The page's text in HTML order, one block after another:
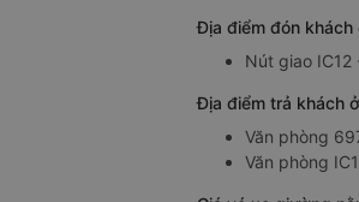
Địa điểm đón khách
Nút giao IC12
Địa điểm trả khách
Văn phòng
Văn phòng